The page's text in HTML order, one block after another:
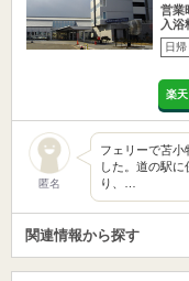
営業
入浴
日帰
楽
匿名
フェリーで苫小
した。道の駅
り、…
関連情報から探す